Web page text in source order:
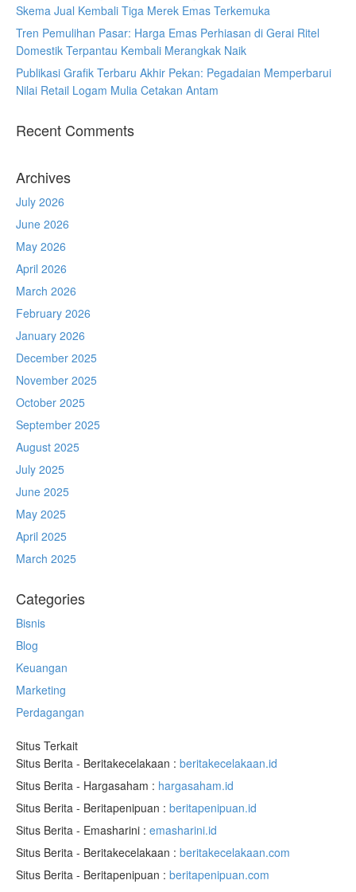
Skema Jual Kembali Tiga Merek Emas Terkemuka
Tren Pemulihan Pasar: Harga Emas Perhiasan di Gerai Ritel
Domestik Terpantau Kembali Merangkak Naik
Publikasi Grafik Terbaru Akhir Pekan: Pegadaian Memperbarui
Nilai Retail Logam Mulia Cetakan Antam
Recent Comments
Archives
July 2026
June 2026
May 2026
April 2026
March 2026
February 2026
January 2026
December 2025
November 2025
October 2025
September 2025
August 2025
July 2025
June 2025
May 2025
April 2025
March 2025
Categories
Bisnis
Blog
Keuangan
Marketing
Perdagangan
Situs Terkait
Situs Berita - Beritakecelakaan : beritakecelakaan.id
Situs Berita - Hargasaham : hargasaham.id
Situs Berita - Beritapenipuan : beritapenipuan.id
Situs Berita - Emasharini : emasharini.id
Situs Berita - Beritakecelakaan : beritakecelakaan.com
Situs Berita - Beritapenipuan : beritapenipuan.com